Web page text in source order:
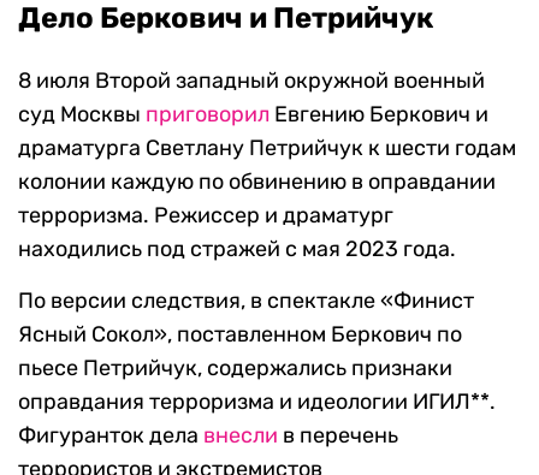
Дело Беркович и Петрийчук
8 июля Второй западный окружной военный
суд Москвы приговорил Евгению Беркович и
драматурга Светлану Петрийчук к шести годам
колонии каждую по обвинению в оправдании
терроризма. Режиссер и драматург
находились под стражей с мая 2023 года.
По версии следствия, в спектакле «Финист
Ясный Сокол», поставленном Беркович по
пьесе Петрийчук, содержались признаки
оправдания терроризма и идеологии ИГИЛ**.
Фигуранток дела внесли в перечень
террористов и экстремистов